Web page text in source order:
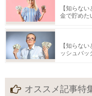
【知らな
金で貯めた
【知らな
ッシュバッ
オススメ記事特